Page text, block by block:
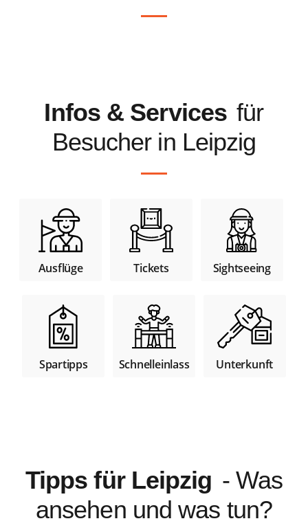
Infos & Services für
Besucher in Leipzig
Ausflüge Tickets Sightseeing
Spartipps Schnelleinlass Unterkunft
Tipps für Leipzig - Was
ansehen und was tun?